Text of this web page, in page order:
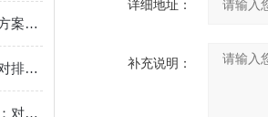
管网低功耗采集微系统防控方案：连续记录数据变化使系统能实时捕捉异常波动
四参数水质监测系统：实现对排水水质动态变化的精准追踪
城市排水管网水质监测系统：对排水管网中水质指标进行分钟级连续采集与传输
详细地址：
补充说明：